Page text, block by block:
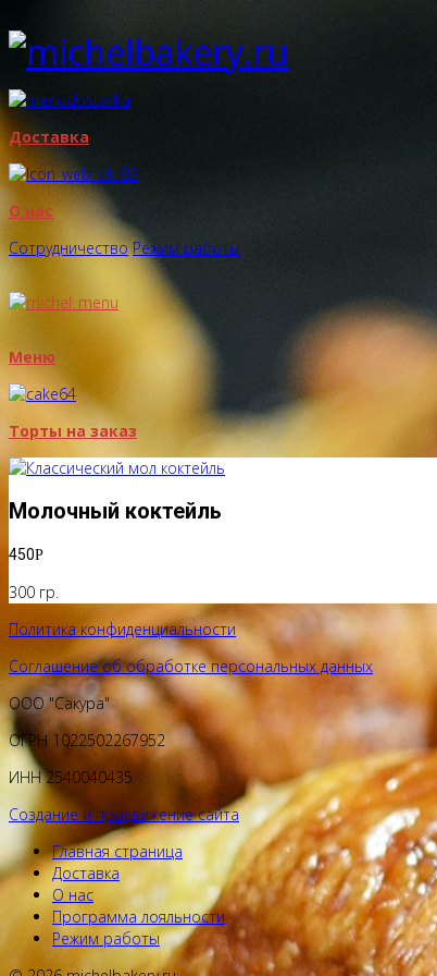
Доставка
О нас
Сотрудничество Режим работы
Меню
Торты на заказ
Молочный коктейль
450Р
300 гр.
Политика конфиденциальности
Соглашение об обработке персональных данных
ООО "Сакура"
ОГРН 1022502267952
ИНН 2540040435
Создание и продвижение сайта
Главная страница
Доставка
О нас
Программа лояльности
Режим работы